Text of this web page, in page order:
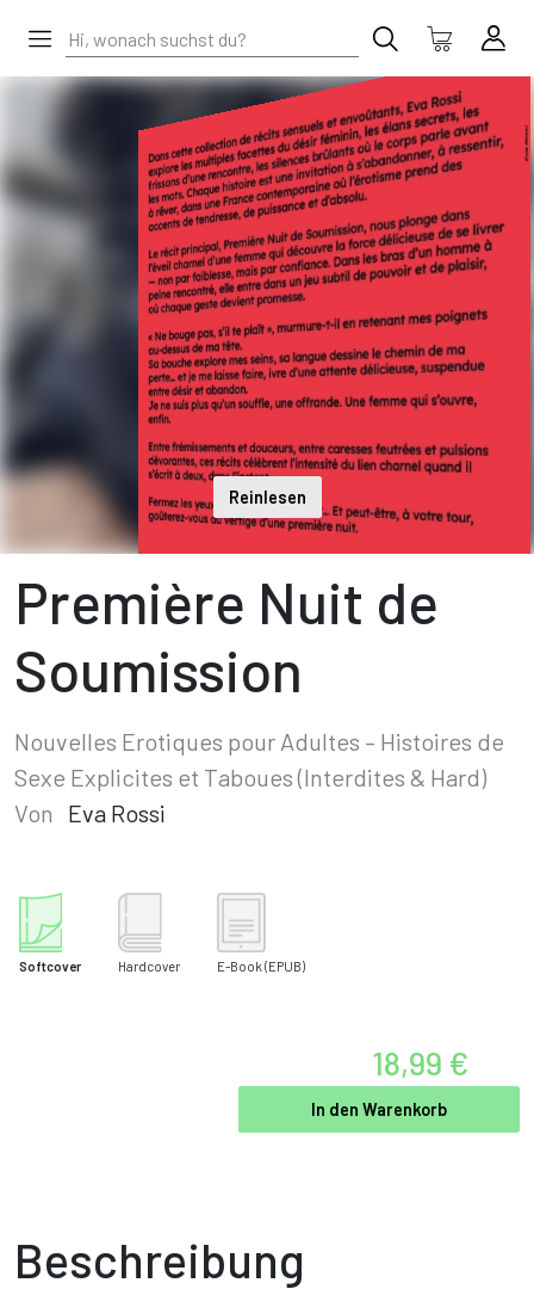
Reinlesen
Première Nuit de
Soumission
Nouvelles Erotiques pour Adultes – Histoires de
Sexe Explicites et Taboues (Interdites & Hard)
Von
Eva Rossi
Softcover Hardcover E-Book (EPUB)
18,99 €
In den Warenkorb
Beschreibung